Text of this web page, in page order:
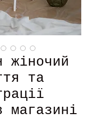
жіночий
та
магазині